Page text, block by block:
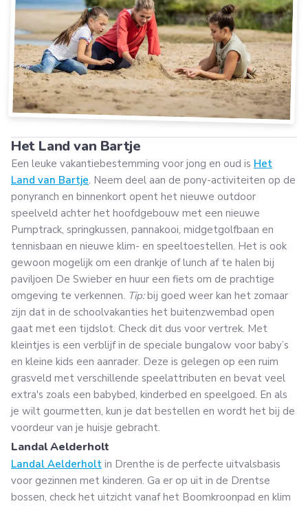
Het Land van Bartje
Een leuke vakantiebestemming voor jong en oud is Het
Land van Bartje. Neem deel aan de pony-activiteiten op de
ponyranch en binnenkort opent het nieuwe outdoor
speelveld achter het hoofdgebouw met een nieuwe
Pumptrack, springkussen, pannakooi, midgetgolfbaan en
tennisbaan en nieuwe klim- en speeltoestellen. Het is ook
gewoon mogelijk om een drankje of lunch af te halen bij
paviljoen De Swieber en huur een fiets om de prachtige
omgeving te verkennen. Tip:bij goed weer kan het zomaar
zijn dat in de schoolvakanties het buitenzwembad open
gaat met een tijdslot. Check dit dus voor vertrek. Met
kleintjes is een verblijf in de speciale bungalow voor baby’s
en kleine kids een aanrader. Deze is gelegen op een ruim
grasveld met verschillende speelattributen en bevat veel
extra's zoals een babybed, kinderbed en speelgoed. En als
je wilt gourmetten, kun je dat bestellen en wordt het bij de
voordeur van je huisje gebracht.
Landal Aelderholt
Landal Aelderholt in Drenthe is de perfecte uitvalsbasis
voor gezinnen met kinderen. Ga er op uit in de Drentse
bossen, check het uitzicht vanaf het Boomkroonpad en klim